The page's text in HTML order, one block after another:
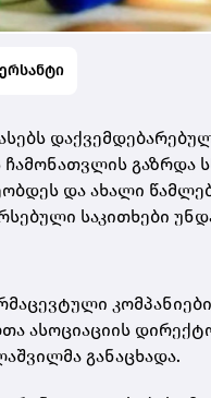
ჩამონათვლის გაზრდა
და ახალი
საკითხები
ასოციაციის
განაცხადა.